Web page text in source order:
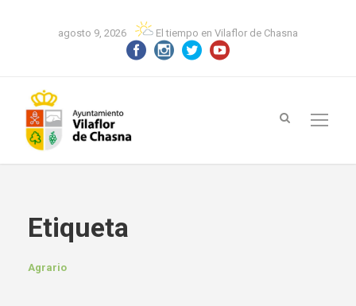
agosto 9, 2026 El tiempo en Vilaflor de Chasna
Etiqueta
Agrario